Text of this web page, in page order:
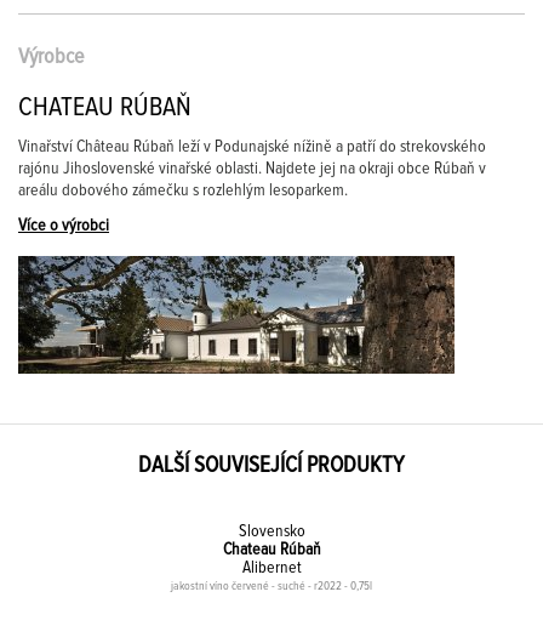
Výrobce
CHATEAU RÚBAŇ
Vinařství Château Rúbaň leží v Podunajské nížině a patří do strekovského
rajónu Jihoslovenské vinařské oblasti. Najdete jej na okraji obce Rúbaň v
areálu dobového zámečku s rozlehlým lesoparkem.
Více o výrobci
DALŠÍ SOUVISEJÍCÍ PRODUKTY
Slovensko
Chateau Rúbaň
Alibernet
jakostní víno červené - suché - r2022 - 0,75l